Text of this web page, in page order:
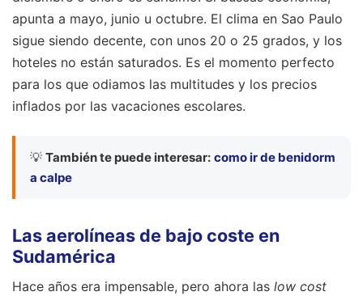
apunta a mayo, junio u octubre. El clima en Sao Paulo
sigue siendo decente, con unos 20 o 25 grados, y los
hoteles no están saturados. Es el momento perfecto
para los que odiamos las multitudes y los precios
inflados por las vacaciones escolares.
💡 También te puede interesar: como ir de benidorm
a calpe
Las aerolíneas de bajo coste en
Sudamérica
Hace años era impensable, pero ahora las low cost